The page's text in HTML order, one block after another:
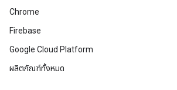
Chrome
Firebase
Google Cloud Platform
ผลิตภัณฑ์ทั้งหมด